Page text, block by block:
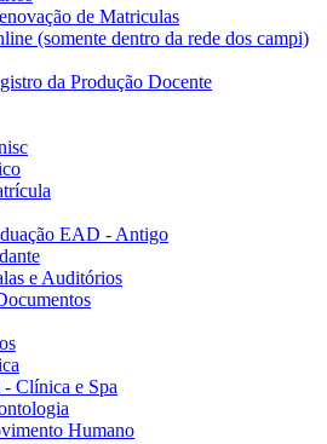
de Matriculas
(somente dentro da rede dos campi)
da Produção Docente
EAD - Antigo
e Auditórios
Clínica e Spa
Humano